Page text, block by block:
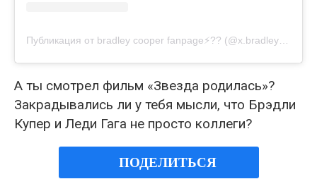
А ты смотрел фильм «Звезда родилась»?
Закрадывались ли у тебя мысли, что Брэдли
Купер и Леди Гага не просто коллеги?
ПОДЕЛИТЬСЯ